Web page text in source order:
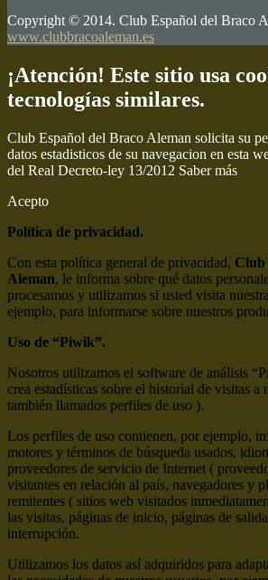
Copyright © 2014. Club Español del Braco
www.clubbracoaleman.es
¡Atención! Este sitio usa
tecnologías similares.
Club Español del Braco Aleman solicita su
datos estadisticos de su navegacion en esta
del Real Decreto-ley 13/2012 Saber más
Acepto
Política de privacidad.
Con esta política general de privacidad, Club
Aleman, le informa sobre qué datos
procesamos y utilizamos si usted visita
ejemplo, para informarse sobre nuestros
Uso de “Piwik”.
Nosotros utilizamos el software de análisis
crea estadísticas sobre el historial de visitas a
también llamados perfiles de uso ).
Los perfiles de uso contienen, por ejemplo,
motores y términos de búsqueda usados,
proveedores de servicio de Internet (
visitantes en relación al país, navegadores y
remitentes ( sitios web visitados
las visitas, páginas de inicio, páginas de
interrupción.
Utilizamos los datos así adquiridos para